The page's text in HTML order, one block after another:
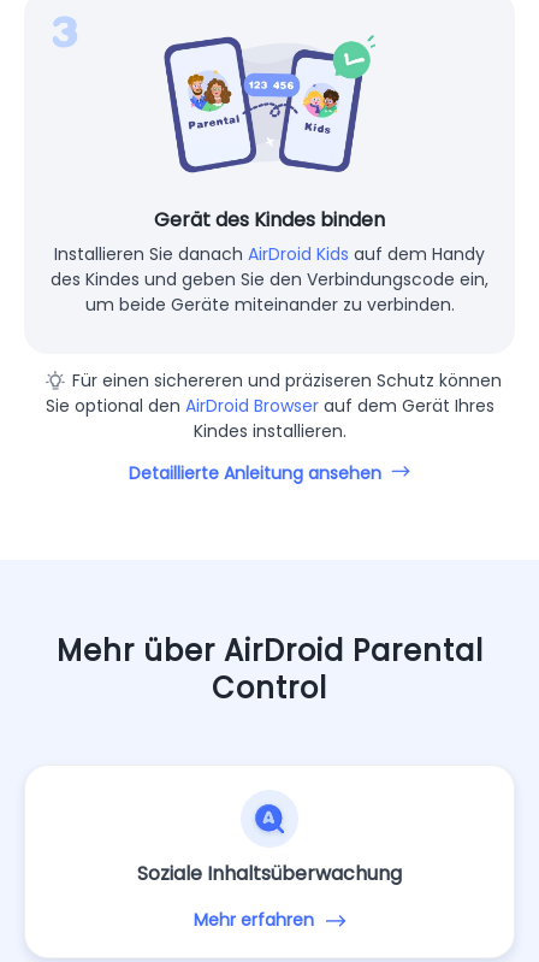
Gerät des Kindes binden
Installieren Sie danach AirDroid Kids auf dem Handy
des Kindes und geben Sie den Verbindungscode ein,
um beide Geräte miteinander zu verbinden.
Für einen sichereren und präziseren Schutz können
Sie optional den AirDroid Browserauf dem Gerät Ihres
Kindes installieren.
Detaillierte Anleitung ansehen
Mehr über AirDroid Parental
Control
Soziale Inhaltsüberwachung
Mehr erfahren